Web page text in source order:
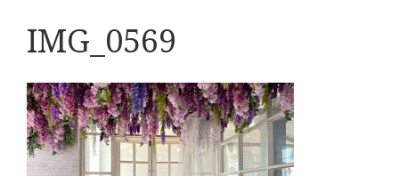
IMG_0569